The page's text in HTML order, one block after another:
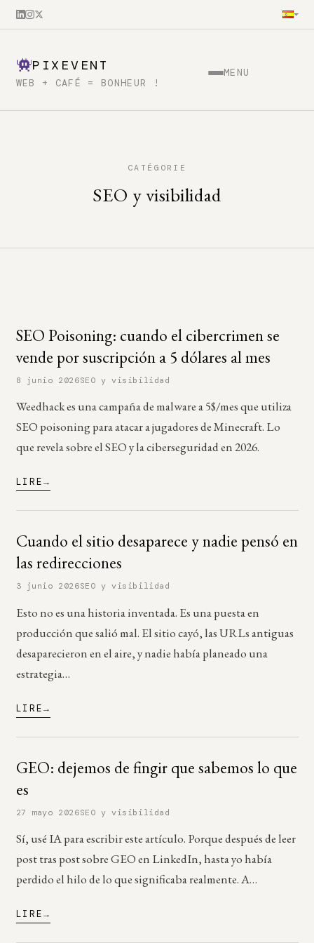
PIXEVENT
WEB + CAFÉ = BONHEUR !
MENU
CATÉGORIE
SEO y visibilidad
SEO Poisoning: cuando el cibercrimen se
vende por suscripción a 5 dólares al mes
8 junio 2026SEO y visibilidad
Weedhack es una campaña de malware a 5$/mes que utiliza
SEO poisoning para atacar a jugadores de Minecraft. Lo
que revela sobre el SEO y la ciberseguridad en 2026.
LIRE
Cuando el sitio desaparece y nadie pensó en
las redirecciones
3 junio 2026SEO y visibilidad
Esto no es una historia inventada. Es una puesta en
producción que salió mal. El sitio cayó, las URLs antiguas
desaparecieron en el aire, y nadie había planeado una
estrategia…
LIRE
GEO: dejemos de fingir que sabemos lo que
es
27 mayo 2026SEO y visibilidad
Sí, usé IA para escribir este artículo. Porque después de leer
post tras post sobre GEO en LinkedIn, hasta yo había
perdido el hilo de lo que significaba realmente. A…
LIRE